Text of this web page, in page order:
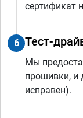
сертификат
6 Тест-
Мы
прошивки, и
исправен).